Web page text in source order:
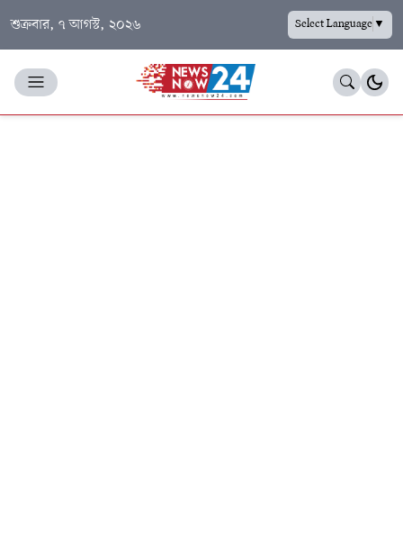
শুক্রবার, ৭ আগস্ট, ২০২৬ Select Language▼